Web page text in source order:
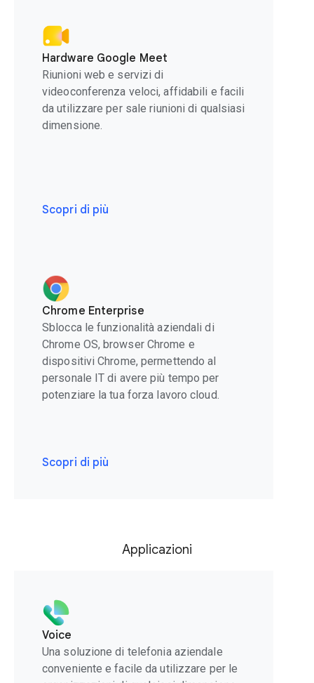
Hardware Google Meet
Riunioni web e servizi di
videoconferenza veloci, affidabili e facili
da utilizzare per sale riunioni di qualsiasi
dimensione.
Scopri di più
Chrome Enterprise
Sblocca le funzionalità aziendali di
Chrome OS, browser Chrome e
dispositivi Chrome, permettendo al
personale IT di avere più tempo per
potenziare la tua forza lavoro cloud.
Scopri di più
Applicazioni
Voice
Una soluzione di telefonia aziendale
conveniente e facile da utilizzare per le